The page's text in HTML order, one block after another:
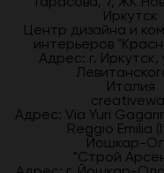
Иркутск
Центр дизайна и
интерьеров
Адрес: г.
Италия
Адрес: Via Yuri
Reggio Emilia
Йошкар-
"Строй